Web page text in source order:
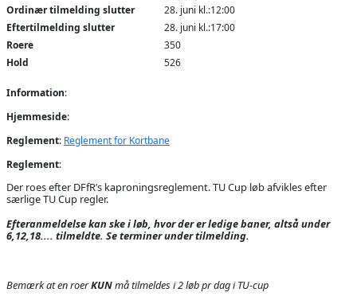
Ordinær tilmelding slutter
28. juni kl.:12:00
Eftertilmelding slutter
28. juni kl.:17:00
Roere
350
Hold
526
Information:
Hjemmeside:
Reglement: Reglement for Kortbane
Reglement:
Der roes efter DFfR’s kaproningsreglement. TU Cup løb afvikles efter
særlige TU Cup regler.
Efteranmeldelse kan ske i løb, hvor der er ledige baner, altså under
6,12,18.... tilmeldte. Se terminer under tilmelding.
Bemærk at en roerKUNmå tilmeldes i 2 løb pr dag i TU-cup